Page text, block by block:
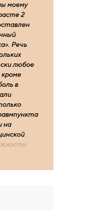
моему
2
Речь
любое
в
на